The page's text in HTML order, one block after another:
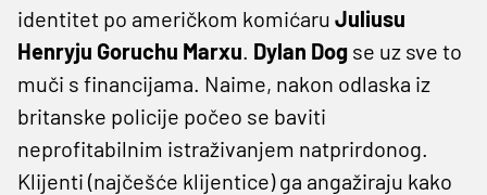
identitet po američkom komićaru Juliusu
Henryju Goruchu Marxu. Dylan Dog se uz sve to
muči s financijama. Naime, nakon odlaska iz
britanske policije počeo se baviti
neprofitabilnim istraživanjem natprirdonog.
Klijenti (najčešće klijentice) ga angažiraju kako